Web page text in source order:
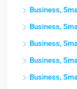
Business,
Business,
Business,
Business,
Business,